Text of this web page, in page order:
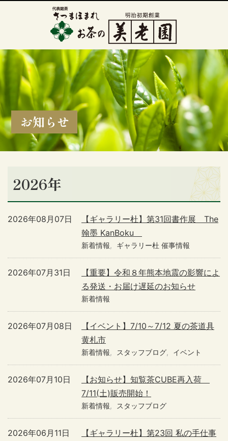
お知らせ
2026年
【ギャラリー杜】第31回書作展 The
翰墨 KanBoku
2026年08月07日
新着情報 ギャラリー杜 催事情報
【重要】令和８年熊本地震の影響によ
る発送・お届け遅延のお知らせ
2026年07月31日
新着情報
【イベント】7/10～7/12 夏の茶道具
黄札市
2026年07月08日
新着情報 スタッフブログ イベント
【お知らせ】知覧茶CUBE再入荷
7/11(土)販売開始！
2026年07月10日
新着情報 スタッフブログ
【ギャラリー杜】第23回 私の手仕事
2026年06月11日